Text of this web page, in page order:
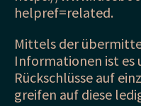
helpref=related.
Mittels der
Informationen ist es
Rückschlüsse auf
greifen auf diese